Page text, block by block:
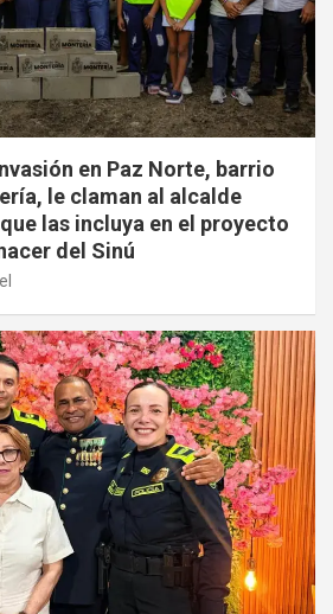
en Paz Norte, barrio
le claman al alcalde
las incluya en el proyecto
del Sinú